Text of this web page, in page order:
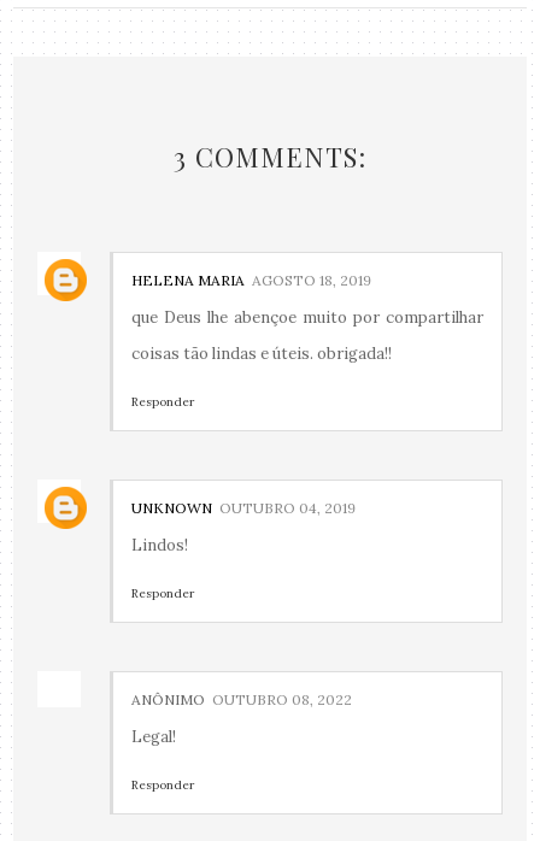
3 COMMENTS:
HELENA MARIA AGOSTO 18, 2019
que Deus lhe abençoe muito por compartilhar
coisas tão lindas e úteis. obrigada!!
Responder
UNKNOWN OUTUBRO 04, 2019
Lindos!
Responder
ANÔNIMO OUTUBRO 08, 2022
Legal!
Responder